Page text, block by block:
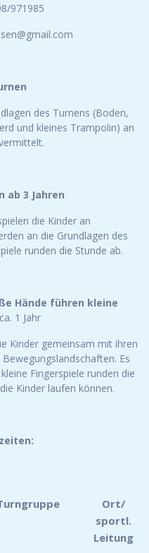
971985
des Turnens (Boden,
und kleines Trampolin) an
ab 3 Jahren
die Kinder an
an die Grundlagen des
runden die Stunde ab.
Hände führen kleine
1 Jahr
Kinder gemeinsam mit ihren
Es
Fingerspiele runden die
Kinder laufen können.
Ort/
sportl.
Leitung